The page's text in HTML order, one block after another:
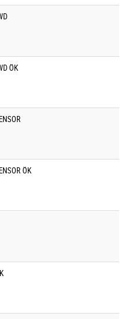
ÖK
ÖK